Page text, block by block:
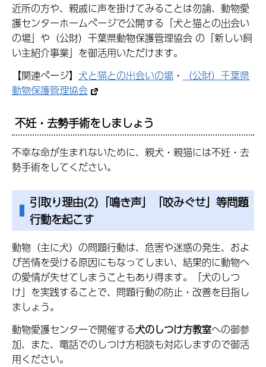
近所の方や、親戚に声を掛けてみることは勿論、動物愛
護センターホームページで公開する「犬と猫との出会い
の場」や（公財）千葉県動物保護管理協会 の「新しい飼
い主紹介事業」を御活用いただけます。
【関連ページ】 犬と猫との出会いの場 ・
（公財）千葉県
動物保護管理協会
不妊・去勢手術をしましょう
不幸な命が生まれないために、親犬・親猫には不妊・去
勢手術をしてください。
引取り理由(2)「鳴き声」「咬みぐせ」等問題
行動を起こす
動物（主に犬）の問題行動は、危害や迷惑の発生、およ
び苦情を受ける原因にもなってしまい、結果的に動物へ
の愛情が失せてしまうこともあり得ます。「犬のしつ
け」を実践することで、問題行動の防止・改善を目指し
ましょう。
動物愛護センターで開催する犬のしつけ方教室への御参
加、また、電話でのしつけ方相談も対応しますので御活
用ください。